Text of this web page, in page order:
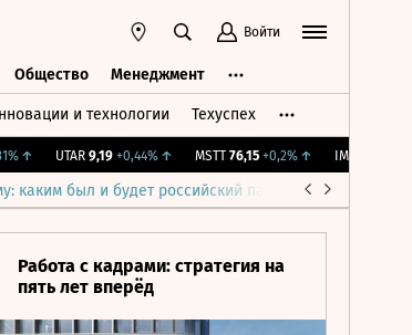
Войти
Общество Менеджмент
и технологии Техуспех
UTAR 9,19 +0,44%↑ MSTT 76,15 +0,2%↑ IMOEX
каким был и будет российский парламент
Работа с кадрами: стратегия на
пять лет вперёд